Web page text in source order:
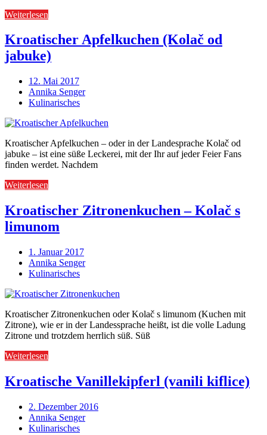
Weiterlesen
Kroatischer Apfelkuchen (Kolač od
jabuke)
12. Mai 2017
Annika Senger
Kulinarisches
Kroatischer Apfelkuchen – oder in der Landesprache Kolač od
jabuke – ist eine süße Leckerei, mit der Ihr auf jeder Feier Fans
finden werdet. Nachdem
Weiterlesen
Kroatischer Zitronenkuchen – Kolač s
limunom
1. Januar 2017
Annika Senger
Kulinarisches
Kroatischer Zitronenkuchen oder Kolač s limunom (Kuchen mit
Zitrone), wie er in der Landessprache heißt, ist die volle Ladung
Zitrone und trotzdem herrlich süß. Süß
Weiterlesen
Kroatische Vanillekipferl (vanili kiflice)
2. Dezember 2016
Annika Senger
Kulinarisches